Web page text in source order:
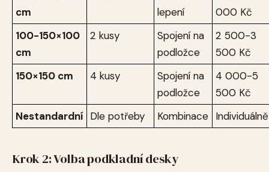
cm
lepení
000 Kč
100-150×100
cm
2 kusy
Spojení na
podložce
2 500-3
500 Kč
150×150 cm
4 kusy
Spojení na
podložce
4 000-5
500 Kč
Nestandardní Dle potřeby Kombinace Individuálně
Krok 2: Volba podkladní desky